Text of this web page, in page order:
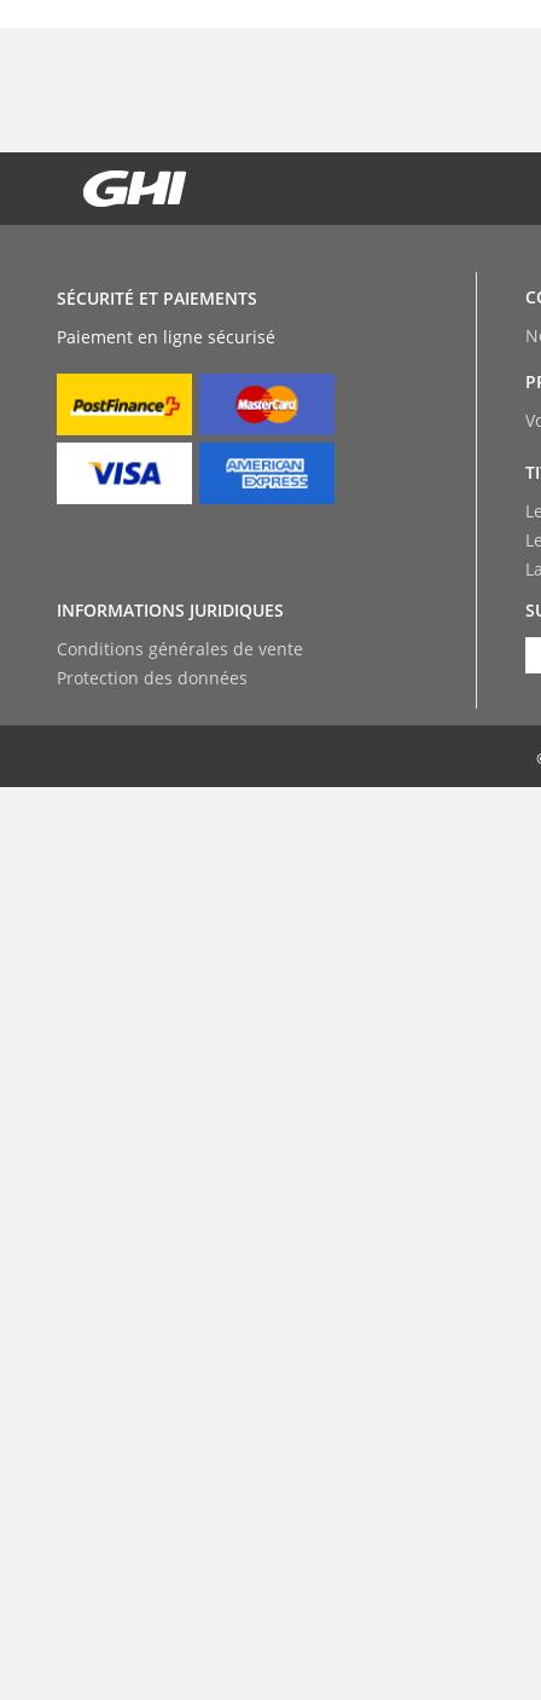
Protection des données
Conditions générales de vente
INFORMATIONS JURIDIQUES
Paiement en ligne sécurisé
SÉCURITÉ ET PAIEMENTS